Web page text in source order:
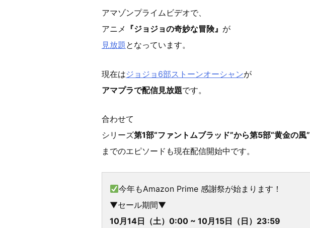
アマゾンプライムビデオで、
アニメ 『ジョジョの奇妙な冒険』 が
見放題となっています。
現在はジョジョ6部ストーンオーシャンが
アマプラで配信見放題です。
合わせて
シリーズ第1部“ファントムブラッド”から第5部“黄金の風”
までのエピソードも現在配信開始中です。
今年もAmazon Prime 感謝祭が始まります！
▼セール期間▼
10月14日（土）0:00 ~ 10月15日（日）23:59